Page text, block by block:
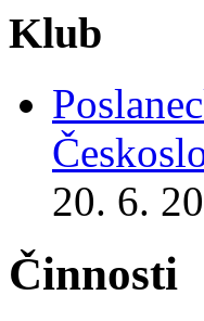
Klub
20. 6.
Činnosti